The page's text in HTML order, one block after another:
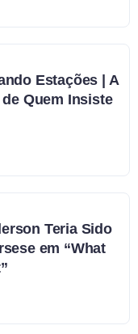
Estações | A
Quem Insiste
Teria Sido
em “What